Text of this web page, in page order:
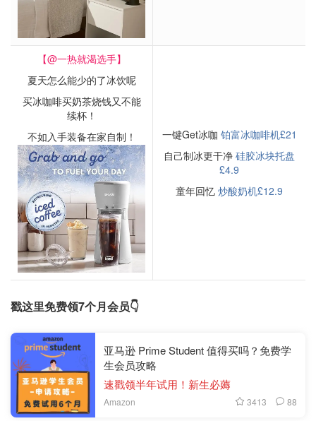
【@一热就渴选手】
夏天怎么能少的了冰饮呢
买冰咖啡买奶茶烧钱又不能
续杯！
不如入手装备在家自制！
一键Get冰咖 铂富冰咖啡机£21
自己制冰更干净 硅胶冰块托盘
£4.9
童年回忆 炒酸奶机£12.9
戳这里免费领7个月会员👇
亚马逊 Prime Student 值得买吗？免费学
生会员攻略
速戳领半年试用！新生必薅
Amazon 3413 88